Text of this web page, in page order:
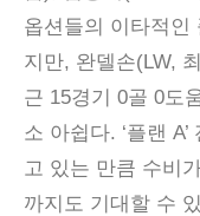
옵션들의 이타적인
지만, 완델손(LW,
근 15경기 0골 0도
소 아쉽다. ‘플랜
고 있는 만큼 수비
까지도 기대할 수